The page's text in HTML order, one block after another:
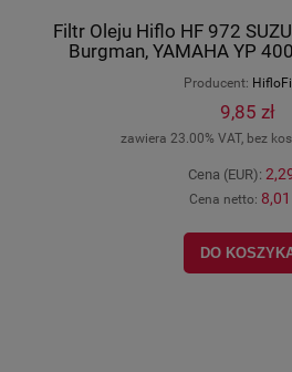
Filtr Oleju Hiflo HF 972
Burgman, YAMAHA YP
Producent:
9,85 zł
zawiera 23.00% VAT, bez
Cena (EUR):
Cena netto: 8,01
DO